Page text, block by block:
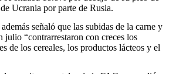
Ucrania por parte de Rusia.
señaló que las subidas de la carne y
julio “contrarrestaron con creces los
de los cereales, los productos lácteos y el